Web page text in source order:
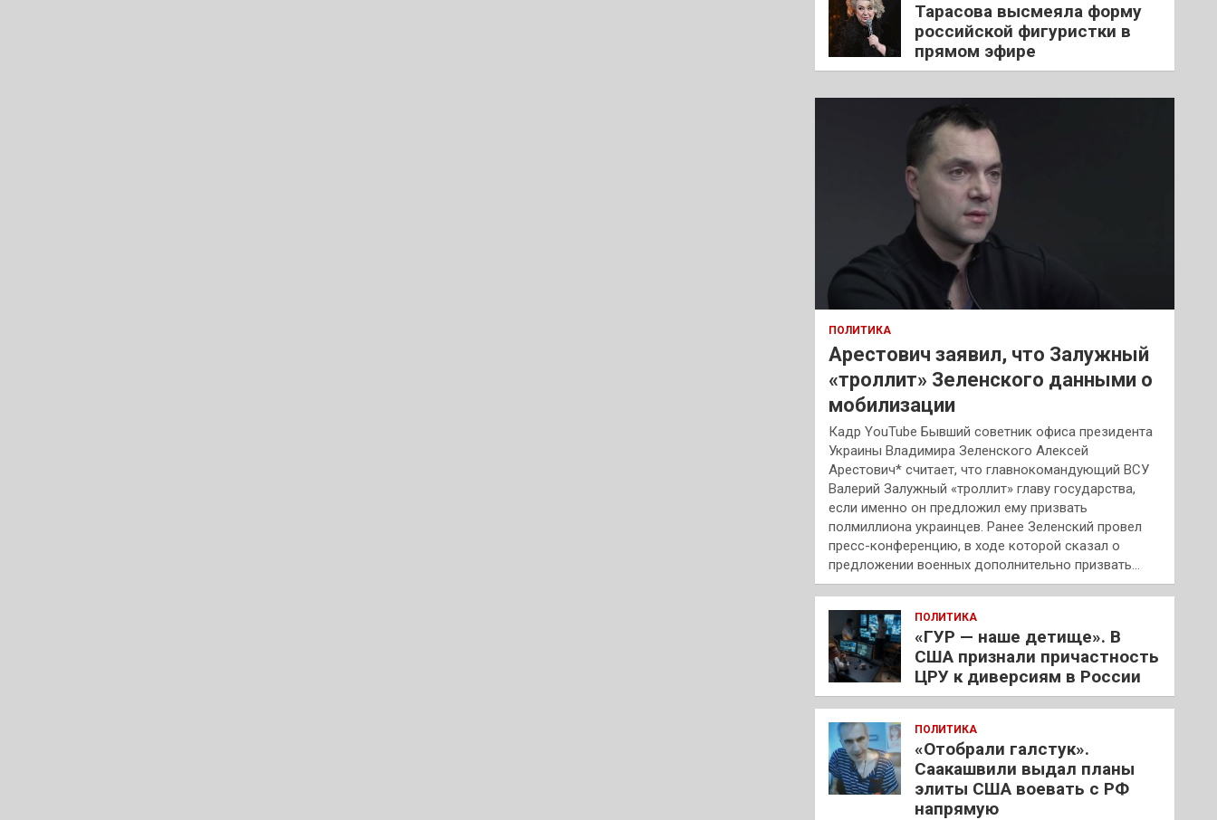
Тарасова высмеяла форму
российской фигуристки в
прямом эфире
ПОЛИТИКА
Арестович заявил, что Залужный
«троллит» Зеленского данными о
мобилизации
Кадр YouTube Бывший советник офиса президента
Украины Владимира Зеленского Алексей
Арестович* считает, что главнокомандующий ВСУ
Валерий Залужный «троллит» главу государства,
если именно он предложил ему призвать
полмиллиона украинцев. Ранее Зеленский провел
пресс-конференцию, в ходе которой сказал о
предложении военных дополнительно призвать…
ПОЛИТИКА
«ГУР — наше детище». В
США признали причастность
ЦРУ к диверсиям в России
ПОЛИТИКА
«Отобрали галстук».
Саакашвили выдал планы
элиты США воевать с РФ
напрямую